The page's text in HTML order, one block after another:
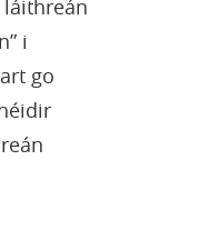
i
go